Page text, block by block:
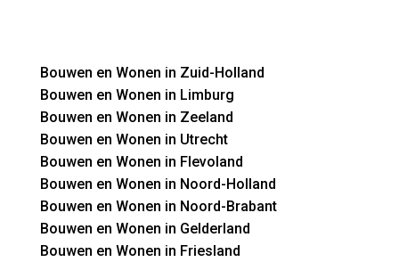
Bouwen en Wonen in Zuid-Holland
Bouwen en Wonen in Limburg
Bouwen en Wonen in Zeeland
Bouwen en Wonen in Utrecht
Bouwen en Wonen in Flevoland
Bouwen en Wonen in Noord-Holland
Bouwen en Wonen in Noord-Brabant
Bouwen en Wonen in Gelderland
Bouwen en Wonen in Friesland